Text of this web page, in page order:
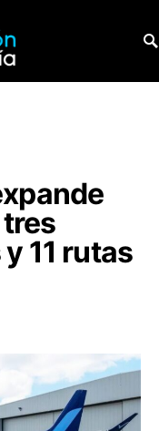
tres
11 rutas